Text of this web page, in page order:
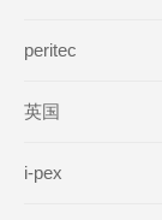
peritec
英国
i-pex